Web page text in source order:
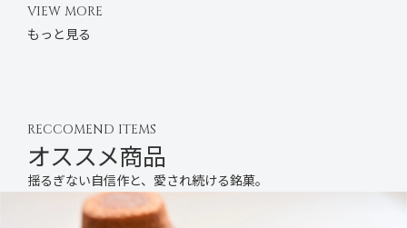
VIEW MORE
もっと見る
RECCOMEND ITEMS
オススメ商品
揺るぎない自信作と、愛され続ける銘菓。